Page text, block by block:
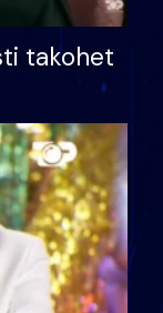
takohet
letër